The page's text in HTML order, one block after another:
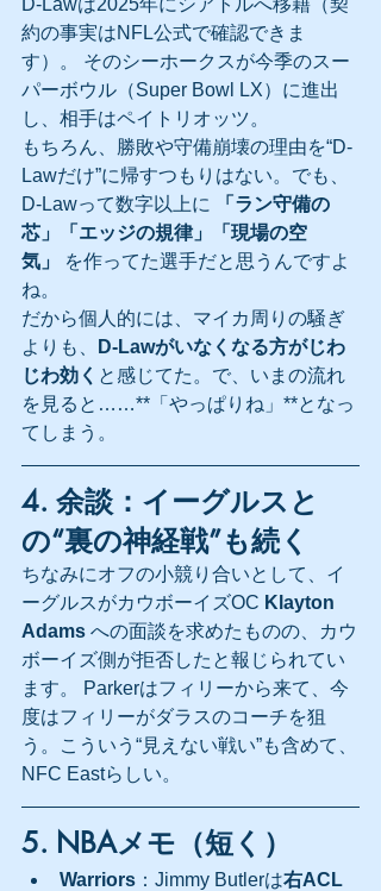
約の事実はNFL公式で確認できま
す）。 そのシーホークスが今季のスー
パーボウル（Super Bowl LX）に進出
し、相手はペイトリオッツ。
もちろん、勝敗や守備崩壊の理由を“D-
Lawだけ”に帰すつもりはない。でも、
D-Lawって数字以上に
「ラン守備の
芯」「エッジの規律」「現場の空
気」
を作ってた選手だと思うんですよ
ね。
だから個人的には、マイカ周りの騒ぎ
よりも、
D-Lawがいなくなる方がじわ
じわ効く と感じてた。で、いまの流れ
を見ると……**「やっぱりね」**となっ
てしまう。
4. 余談：イーグルスと
の“裏の神経戦”も続く
ちなみにオフの小競り合いとして、イ
ーグルスがカウボーイズOC Klayton
Adams への面談を求めたものの、カウ
ボーイズ側が拒否したと報じられてい
ます。 Parkerはフィリーから来て、今
度はフィリーがダラスのコーチを狙
う。こういう“見えない戦い”も含めて、
NFC Eastらしい。
5. NBAメモ（短く）
Warriors ：Jimmy Butlerは右ACL